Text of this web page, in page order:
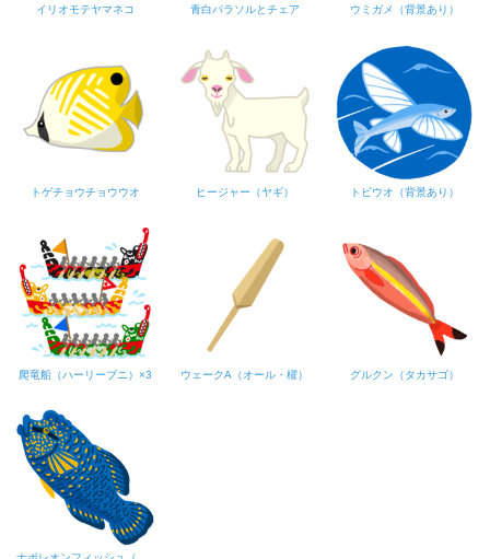
イリオモテヤマネコ 青白パラソルとチェア ウミガメ（背景あり）
トゲチョウチョウウオ ヒージャー（ヤギ） トビウオ（背景あり）
爬竜船（ハーリーブニ）×3 ウェークA（オール・櫂） グルクン（タカサゴ）